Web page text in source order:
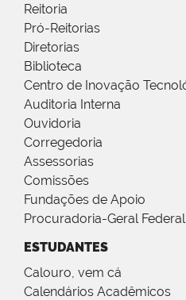
Reitoria
Pró-Reitorias
Diretorias
Biblioteca
Centro de Inovação
Auditoria Interna
Ouvidoria
Corregedoria
Assessorias
Comissões
Fundações de Apoio
Procuradoria-Geral
ESTUDANTES
Calouro, vem cá
Calendários Acadêmicos